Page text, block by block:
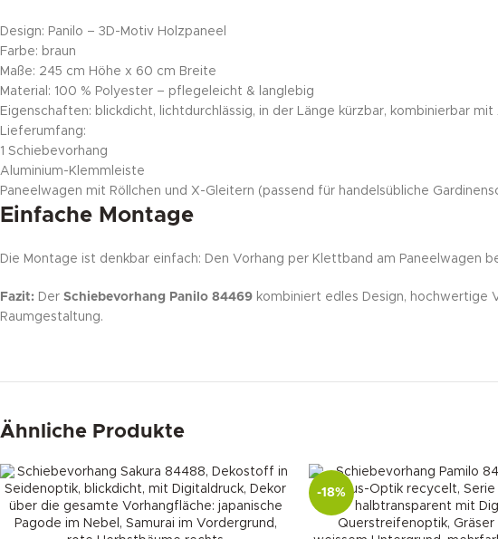
Design: Panilo – 3D-Motiv Holzpaneel
Farbe: braun
Maße: 245 cm Höhe x 60 cm Breite
Material: 100 % Polyester – pflegeleicht & langlebig
Eigenschaften: blickdicht, lichtdurchlässig, in der Länge kürzbar, kombinierbar mit
Lieferumfang:
1 Schiebevorhang
Aluminium-Klemmleiste
Paneelwagen mit Röllchen und X-Gleitern (passend für handelsübliche
Einfache Montage
Die Montage ist denkbar einfach: Den Vorhang per Klettband am
Fazit: Der Schiebevorhang Panilo 84469 kombiniert edles Design, hochwertige
Raumgestaltung.
Ähnliche Produkte
-18%